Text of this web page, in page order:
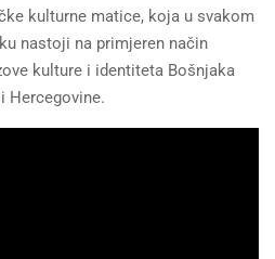
kulturne matice, koja u svakom
nastoji na primjeren način
kulture i identiteta Bošnjaka
Hercegovine.